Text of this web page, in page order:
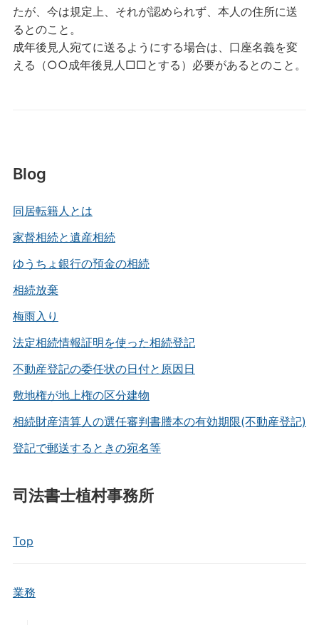
Blog
同居転籍人とは
家督相続と遺産相続
ゆうちょ銀行の預金の相続
相続放棄
梅雨入り
法定相続情報証明を使った相続登記
不動産登記の委任状の日付と原因日
敷地権が地上権の区分建物
相続財産清算人の選任審判書謄本の有効期限(不動産登記)
登記で郵送するときの宛名等
司法書士植村事務所
Top
業務
たが、今は規定上、それが認められず、本人の住所に送
るとのこと。
成年後見人宛てに送るようにする場合は、口座名義を変
える（○○成年後見人□□とする）必要があるとのこと。